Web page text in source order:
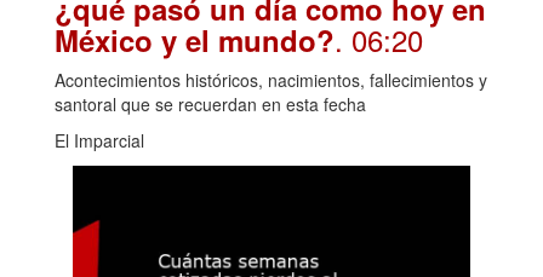
¿qué pasó un día como hoy en
México y el mundo?. 06:20
Acontecimientos históricos, nacimientos, fallecimientos y
santoral que se recuerdan en esta fecha
El Imparcial